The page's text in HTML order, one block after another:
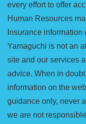
every effort to offer
Human Resources
Insurance
Yamaguchi is not an
site and our services
advice. When in
information on the
guidance only, never
we are not